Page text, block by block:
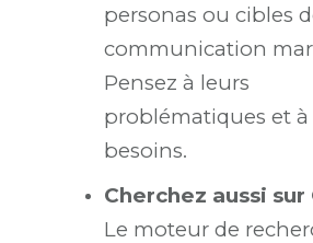
personas ou cibles
communication
Pensez à leurs
problématiques et à
besoins.
Cherchez aussi sur
Le moteur de